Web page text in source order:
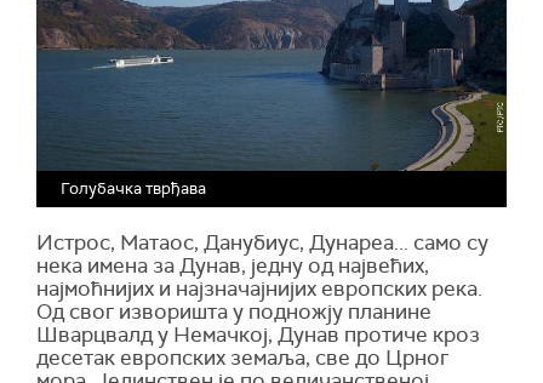
Голубачка тврђава
Истрос, Матаос, Данубиус, Дунареа... само су
нека имена за Дунав, једну од највећих,
најмоћнијих и најзначајнијих европских река.
Од свог изворишта у подножју планине
Шварцвалд у Немачкој, Дунав протиче кроз
десетак европских земаља, све до Црног